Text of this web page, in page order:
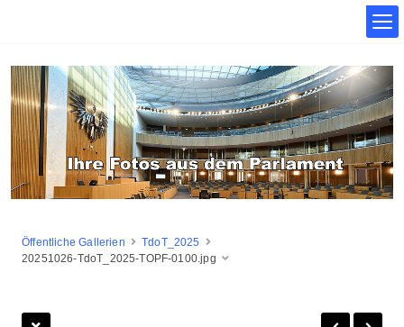
Öffentliche Gallerien
TdoT_2025
20251026-TdoT_2025-TOPF-0100.jpg